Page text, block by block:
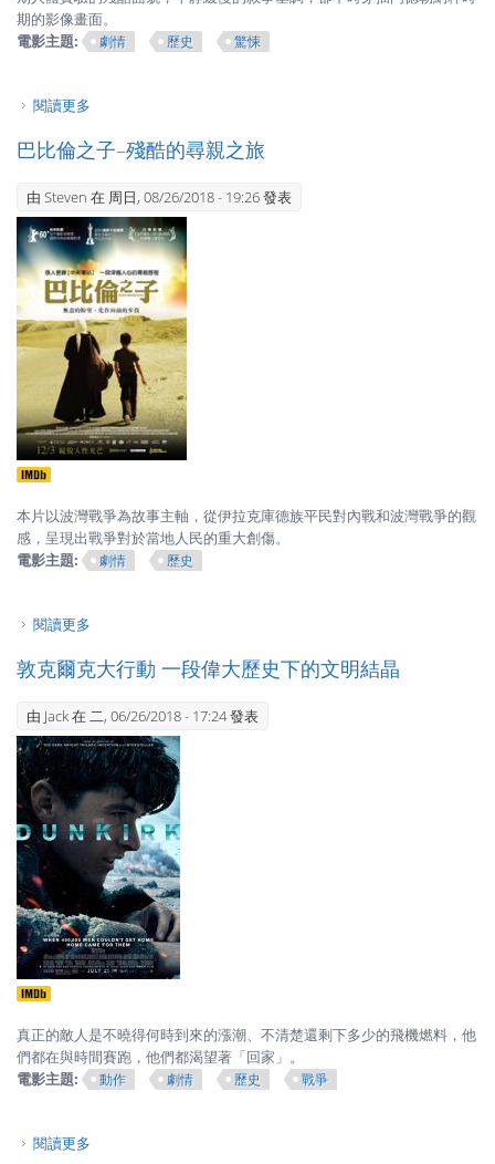
期的影像畫面。
電影主題:
劇情 歷史 驚悚
閱讀更多
巴比倫之子–殘酷的尋親之旅
由 Steven 在 周日, 08/26/2018 - 19:26 發表
本片以波灣戰爭為故事主軸，從伊拉克庫德族平民對內戰和波灣戰爭的觀
感，呈現出戰爭對於當地人民的重大創傷。
電影主題:
劇情 歷史
閱讀更多
敦克爾克大行動 一段偉大歷史下的文明結晶
由 Jack在 二, 06/26/2018 - 17:24 發表
真正的敵人是不曉得何時到來的漲潮、不清楚還剩下多少的飛機燃料，他
們都在與時間賽跑，他們都渴望著「回家」。
電影主題:
動作 劇情 歷史 戰爭
閱讀更多